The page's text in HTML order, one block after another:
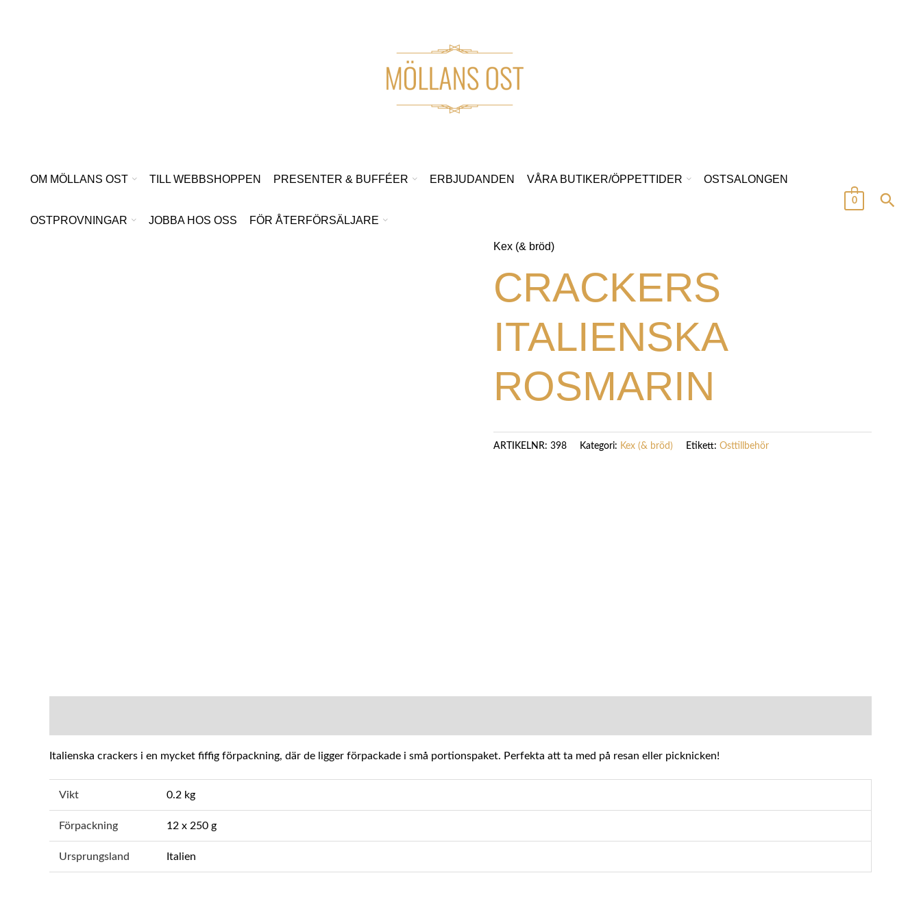
OM MÖLLANS OST TILL WEBBSHOPPEN PRESENTER & BUFFÉER ERBJUDANDEN VÅRA BUTIKER/ÖPPETTIDER OSTSALONGEN
OSTPROVNINGAR JOBBA HOS OSS FÖR ÅTERFÖRSÄLJARE
0
Kex (& bröd)
CRACKERS
ITALIENSKA
ROSMARIN
ARTIKELNR: 398 Kategori: Kex (& bröd) Etikett: Osttillbehör
Italienska crackers i en mycket fiffig förpackning, där de ligger förpackade i små portionspaket. Perfekta att ta med på resan eller picknicken!
Vikt 0.2 kg
Förpackning 12 x 250 g
Ursprungsland Italien